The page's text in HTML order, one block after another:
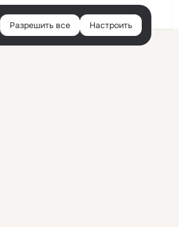
Войти
Разрешить все Настроить